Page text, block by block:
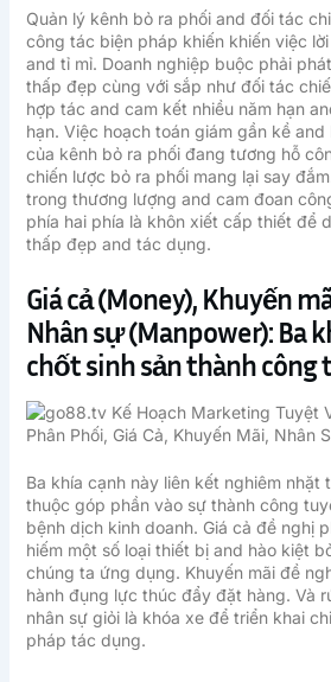
Quản lý kênh bỏ ra phối and đối tác
công tác biện pháp khiến khiến việc
and tỉ mỉ. Doanh nghiệp buộc phải
thấp đẹp cùng với sắp như đối tác
hợp tác and cam kết nhiều năm hạn
hạn. Việc hoạch toán giám gần kề
của kênh bỏ ra phối đang tương hỗ
chiến lược bỏ ra phối mang lại say
trong thương lượng and cam đoan
phía hai phía là khôn xiết cấp thiết để
thấp đẹp and tác dụng.
Giá cả (Money), Khuyến
Nhân sự (Manpower): Ba
chốt sinh sản thành công
Ba khía cạnh này liên kết nghiêm nhặt
thuộc góp phần vào sự thành công
bệnh dịch kinh doanh. Giá cả đề nghị
hiếm một số loại thiết bị and hào kiệt
chúng ta ứng dụng. Khuyến mãi đề
hành đụng lực thúc đẩy đặt hàng. Và
nhân sự giỏi là khóa xe để triển khai
pháp tác dụng.